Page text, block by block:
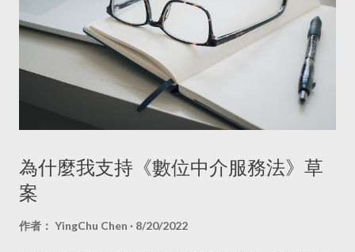
為什麼我支持《數位中介服務法》草
案
作者： YingChu Chen 8/20/2022